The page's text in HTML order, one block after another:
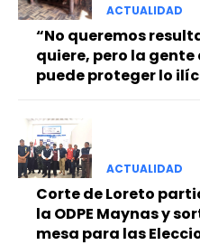
ACTUALIDAD
“No queremos
quiere, pero la gente
puede proteger lo
ACTUALIDAD
Corte de Loreto
la ODPE Maynas y
mesa para las